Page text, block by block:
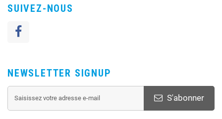
SUIVEZ-NOUS
NEWSLETTER SIGNUP
S'abonner